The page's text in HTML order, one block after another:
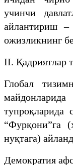
учинчи
айлантириш –
ожизликнинг
​II. Қадриятлар
​Глобал
тупроқларида
“Фурқони”га
нуқтага)
​Демократия